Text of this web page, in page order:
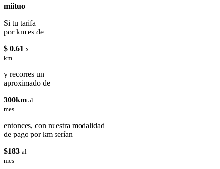
miituo
Si tu tarifa
por km es de
$ 0.61 x
km
y recorres un
aproximado de
300km al
mes
entonces, con nuestra modalidad
de pago por km serían
$183 al
mes